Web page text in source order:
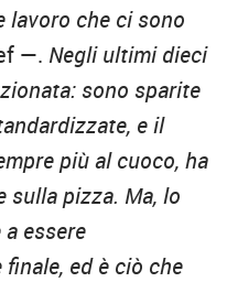
lavoro che ci sono
—. Negli ultimi dieci
sono sparite
e il
più al cuoco, ha
sulla pizza. Ma, lo
essere
ed è ciò che